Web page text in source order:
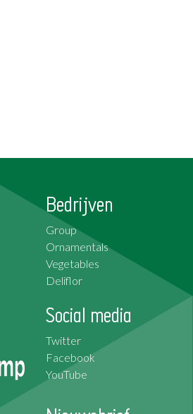
Bedrijven
Group
Ornamentals
Vegetables
Deliflor
Social media
Twitter
Facebook
YouTube